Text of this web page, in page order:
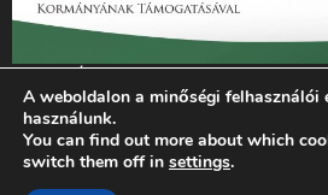
„Az Új Ember katolikus hetilap
támogatását az EGYH-KCP-14-
szerződés keretében 3 000 000 Ft
Emberi Erőforrások
A weboldalon a minőségi felhasználói
használunk.
You can find out more about which
switch them off in settings.